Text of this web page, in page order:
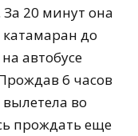
За 20 минут она
катамаран до
автобусе
6 часов
во
прождать еще